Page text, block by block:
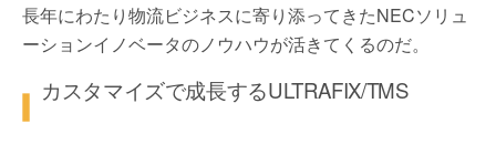
長年にわたり物流ビジネスに寄り添ってきたNECソリュ
ーションイノベータのノウハウが活きてくるのだ。
カスタマイズで成長するULTRAFIX/TMS